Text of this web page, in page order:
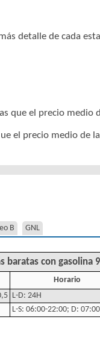
detalle de cada
que el precio medio
el precio medio de
B GNL
baratas con gasolina
Horario
L-D: 24H
L-S: 06:00-22:00; D: